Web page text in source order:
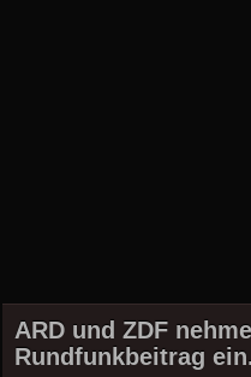
ARD und ZDF
Rundfunkbeitrag